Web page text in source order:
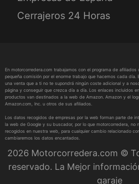
Cerrajeros 24 Horas
En motorcorredera.com trabajamos con el programa de
pequeña comisión por el enorme trabajo que hacemos cada día.
una venta que a ti no te supondrá ningún coste adicional y a
página y conseguir que crezca día a día. Los enlaces incluidos
productos van destinados a la web de Amazon. Amazon y el
Amazon.com, Inc. u otros de sus afiliados.
Los datos recogidos de empresas por la web forman parte de
la web de Google y su buscador, por lo que motorcorredera, no
recogidos en nuestra web, para cualquier cambio relacionado
cambiaremos los datos encantados.
2026 Motorcorredera.com ©
reservado. La Mejor
garaje